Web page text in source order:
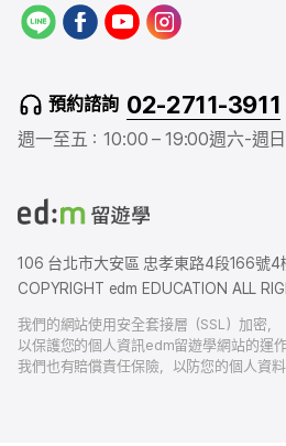
L
f
a
b
o
y
o
u
e
a
r
預約諮詢 02-2711-3911
週一至五：10:00 – 19:00週六-週
106 台北市大安區 忠孝東路4段166號4
COPYRIGHT edm EDUCATION ALL
我們的網站使用安全套接層（SSL）加密，
以保護您的個人資訊edm留遊學網站的運
我們也有賠償責任保險，以防您的個人資